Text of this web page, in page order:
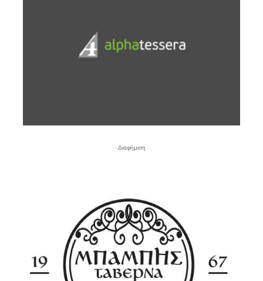
- Διαφήμιση -